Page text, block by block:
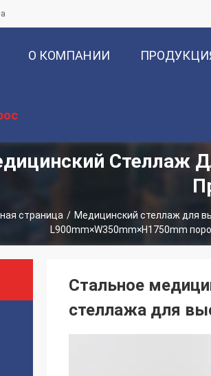
О КОМПАНИИ
Стеллаж
страница / Медицинский стеллаж для
L900mm×W350mm×H1750mm
Стальное
стеллажа для